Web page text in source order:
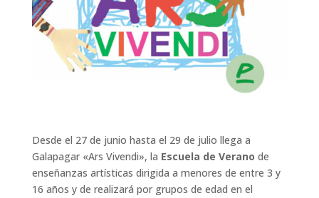
Desde el 27 de junio hasta el 29 de julio llega a
Galapagar «Ars Vivendi», la Escuela de Verano de
enseñanzas artísticas dirigida a menores de entre 3 y
16 años y de realizará por grupos de edad en el